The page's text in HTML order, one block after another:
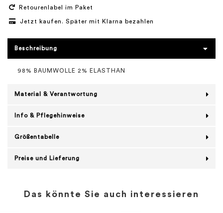
Retourenlabel im Paket
Jetzt kaufen. Später mit Klarna bezahlen
Beschreibung
98% BAUMWOLLE 2% ELASTHAN
Material & Verantwortung
Info & Pflegehinweise
Größentabelle
Preise und Lieferung
Das könnte Sie auch interessieren